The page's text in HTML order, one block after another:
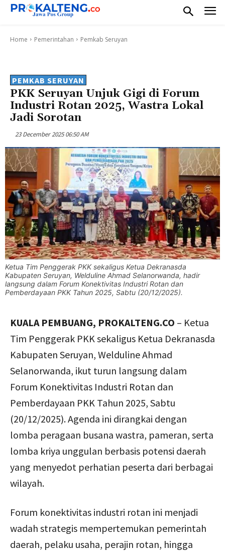
Home Pemerintahan Pemkab Seruyan
PEMKAB SERUYAN
PKK Seruyan Unjuk Gigi di Forum
Industri Rotan 2025, Wastra Lokal
Jadi Sorotan
23 December 2025 06:50 AM
Ketua Tim Penggerak PKK sekaligus Ketua Dekranasda
Kabupaten Seruyan, Welduline Ahmad Selanorwanda, hadir
langsung dalam Forum Konektivitas Industri Rotan dan
Pemberdayaan PKK Tahun 2025, Sabtu (20/12/2025).
KUALA PEMBUANG, PROKALTENG.CO – Ketua
Tim Penggerak PKK sekaligus Ketua Dekranasda
Kabupaten Seruyan, Welduline Ahmad
Selanorwanda, ikut turun langsung dalam
Forum Konektivitas Industri Rotan dan
Pemberdayaan PKK Tahun 2025, Sabtu
(20/12/2025). Agenda ini dirangkai dengan
lomba peragaan busana wastra, pameran, serta
lomba kriya unggulan berbasis potensi daerah
yang menyedot perhatian peserta dari berbagai
wilayah.
Forum konektivitas industri rotan ini menjadi
wadah strategis mempertemukan pemerintah
daerah, pelaku usaha, perajin rotan, hingga